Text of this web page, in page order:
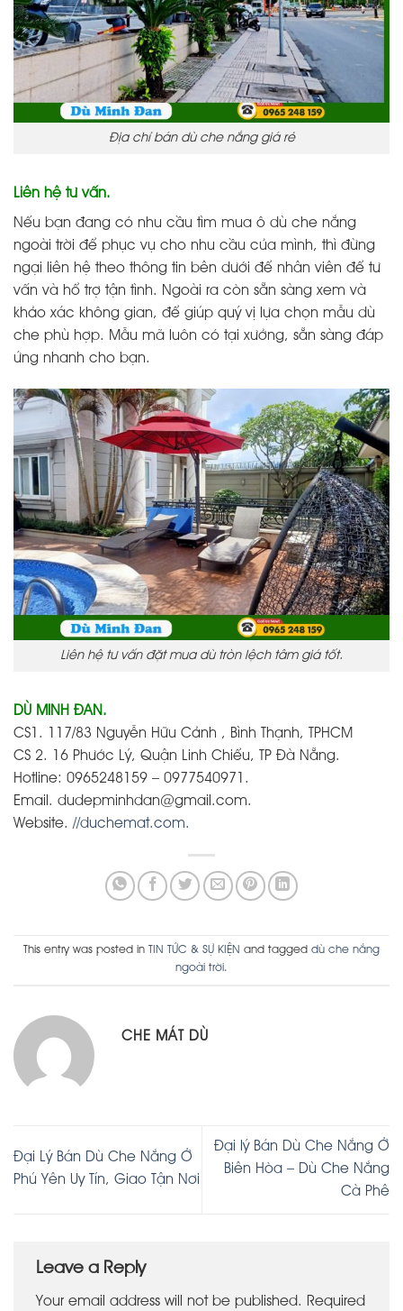
Địa chỉ bán dù che nắng giá rẻ
Liên hệ tư vấn.
Nếu bạn đang có nhu cầu tìm mua ô dù che nắng
ngoài trời để phục vụ cho nhu cầu của mình, thì đừng
ngại liên hệ theo thông tin bên dưới để nhân viên để tư
vấn và hổ trợ tận tình. Ngoài ra còn sẵn sàng xem và
khảo xác không gian, để giúp quý vị lựa chọn mẫu dù
che phù hợp. Mẫu mã luôn có tại xưởng, sẵn sàng đáp
ứng nhanh cho bạn.
Liên hệ tư vấn đặt mua dù tròn lệch tâm giá tốt.
DÙ MINH ĐAN.
CS1. 117/83 Nguyễn Hữu Cảnh , Bình Thạnh, TPHCM
CS 2. 16 Phước Lý, Quận Linh Chiểu, TP Đà Nẵng.
Hotline: 0965248159 – 0977540971.
Email. dudepminhdan@gmail.com.
Website. //duchemat.com.
This entry was posted in TIN TỨC & SỰ KIỆN and tagged dù che nắng
ngoài trời.
CHE MÁT DÙ
Đại Lý Bán Dù Che Nắng Ở
Phú Yên Uy Tín, Giao Tận Nơi
Đại lý Bán Dù Che Nắng Ở
Biên Hòa – Dù Che Nắng
Cà Phê
Leave a Reply
Your email address will not be published.
Required